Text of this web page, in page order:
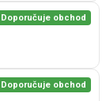
Doporučuje obchod
Doporučuje obchod